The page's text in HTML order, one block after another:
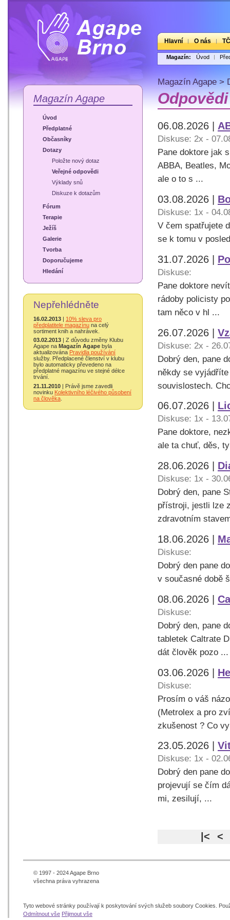
Hlavní O nás
Magazín: Úvod
Magazín Agape
Úvod
Předplatné
Občasníky
Dotazy
Položte nový dotaz
Veřejné odpovědi
Výklady snů
Diskuze k dotazům
Fórum
Terapie
Ježíš
Galerie
Tvorba
Doporučujeme
Hledání
Nepřehlédněte
16.02.2013 | 10% sleva pro
předplatitele magazínu na celý
sortiment knih a nahrávek.
03.02.2013 | Z důvodu změny Klubu
Agape na Magazín Agape byla
aktualizována Pravidla používání
služby. Předplacené členství v klubu
bylo automaticky převedeno na
předplatné magazínu ve stejné délce
trvání.
21.11.2010 | Právě jsme zavedli
novinku Kolektivního léčivého působení
na člověka
Magazín Agape>
06.08.2026 |
Diskuse: 2x -
Pane doktore jak
ABBA, Beatles,
ale o to s ...
03.08.2026 |
Diskuse: 1x -
V čem spatřujete
se k tomu v
31.07.2026 |
Diskuse:
Pane doktore
rádoby policisty
tam něco v hl ...
26.07.2026 |
Diskuse: 2x -
Dobrý den, pane
někdy se
souvislostech.
06.07.2026 |
Diskuse: 1x -
Pane doktore,
ale ta chuť, děs,
28.06.2026 |
Diskuse: 1x -
Dobrý den, pane
přístroji, jestli lze
zdravotním
18.06.2026 |
Diskuse:
Dobrý den pane
v současné době
08.06.2026 |
Diskuse:
Dobrý den, pane
tabletek Caltrate
dát člověk pozo ...
03.06.2026 |
Diskuse:
Prosím o váš
(Metrolex a pro
zkušenost ? Co
23.05.2026 |
Diskuse: 1x -
Dobrý den pane
projevují se čím
mi, zesilují, ...
|< <
© 1997 - 2024 Agape Brno
všechna práva vyhrazena
Tyto webové stránky používají k poskytování svých služeb soubory Cookies.